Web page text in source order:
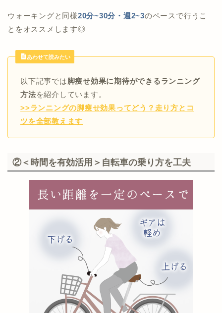
ウォーキングと同様20分~30分・週2~3のペースで行うこ
とをオススメします◎
あわせて読みたい
以下記事では脚痩せ効果に期待ができるランニング
方法を紹介しています。
>>ランニングの脚痩せ効果ってどう？走り方とコ
ツを全部教えます
②＜時間を有効活用＞自転車の乗り方を工夫